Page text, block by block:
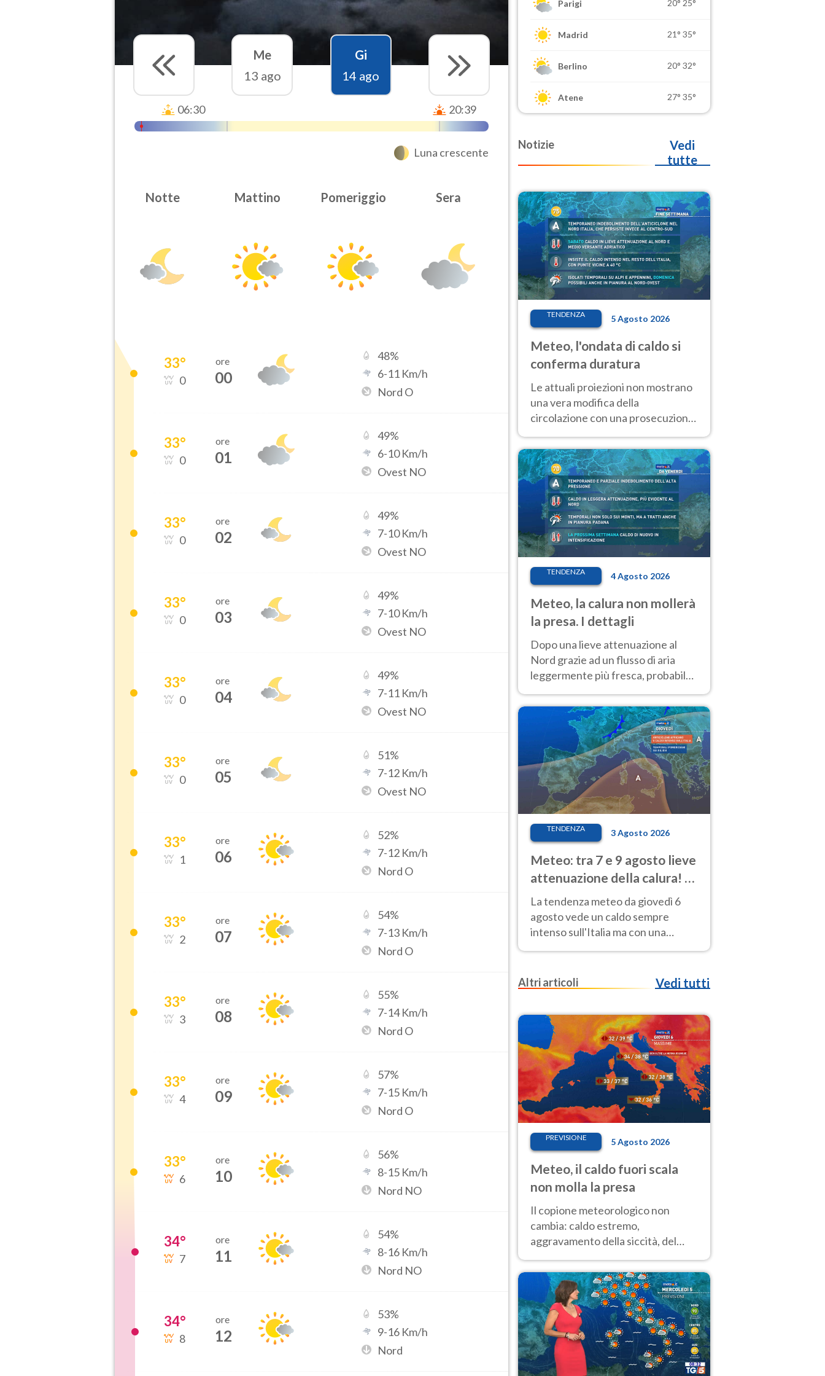
Me
13 ago
Gi
14 ago
06:30 20:39
Luna crescente
Notte Mattino Pomeriggio Sera
33°
0
ore
00
48%
6-11 Km/h
Nord O
33°
0
ore
01
49%
6-10Km/h
Ovest NO
33°
0
ore
02
49%
7-10Km/h
Ovest NO
33°
0
ore
03
49%
7-10Km/h
Ovest NO
33°
0
ore
04
49%
7-11 Km/h
Ovest NO
33°
0
ore
05
51%
7-12 Km/h
Ovest NO
33°
1
ore
06
52%
7-12 Km/h
Nord O
33°
2
ore
07
54%
7-13 Km/h
Nord O
33°
3
ore
08
55%
7-14Km/h
Nord O
33°
4
ore
09
57%
7-15 Km/h
Nord O
33°
6
ore
10
56%
8-15 Km/h
Nord NO
34°
7
ore
11
54%
8-16 Km/h
Nord NO
34°
8
ore
12
53%
9-16 Km/h
Nord
Parigi 20° 25°
Madrid 21° 35°
Berlino 20° 32°
Atene 27° 35°
Notizie
Vedi
tutte
TENDENZA 5 Agosto 2026
Meteo, l'ondata di caldo si
conferma duratura
Le attuali proiezioni non mostrano
una vera modifica della
circolazione con una prosecuzione
giorni, compresa la settimana di
Ferragosto
TENDENZA 4 Agosto 2026
Meteo, la calura non mollerà
la presa. I dettagli
Dopo una lieve attenuazione al
Nord grazie ad un flusso di aria
leggermente più fresca, probabile
africano entro Ferragosto
TENDENZA 3 Agosto 2026
Meteo: tra 7 e 9 agosto lieve
attenuazione della calura! Al
Nord rischio temporali
La tendenza meteo da giovedì 6
agosto vede un caldo sempre
intenso sull'Italia ma con una
parziale e lieve attenuazione tra il 7
Altri articoli
Vedi tutti
PREVISIONE 5 Agosto 2026
Meteo, il caldo fuori scala
non molla la presa
Il copione meteorologico non
cambia: caldo estremo,
aggravamento della siccità, del
calore. Nessun cambiamento fino
Ferragosto